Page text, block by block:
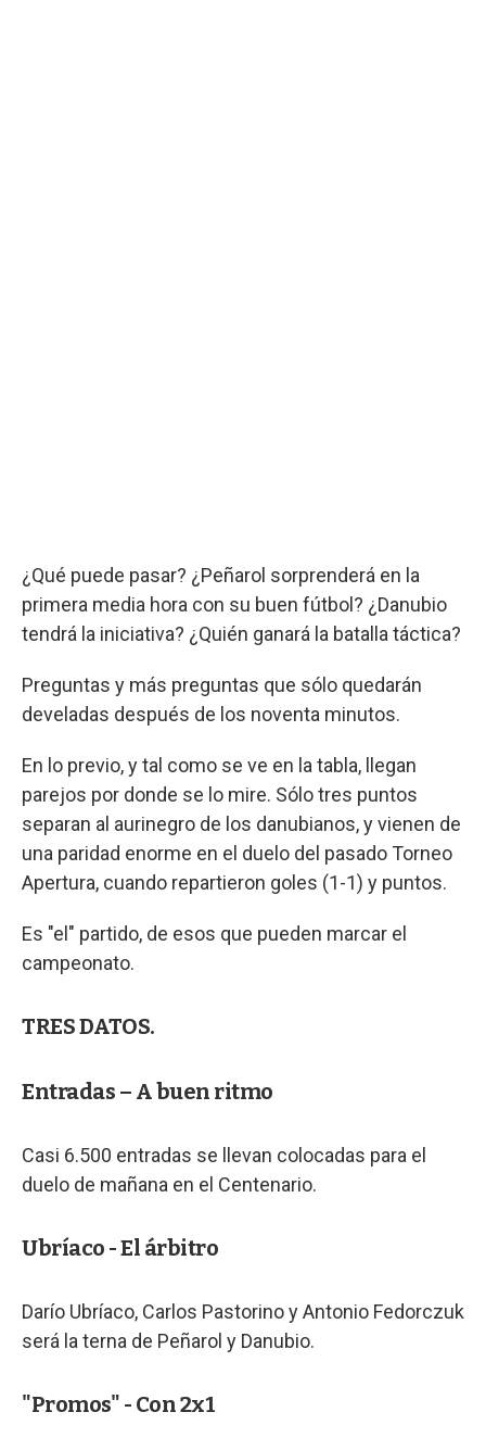
¿Qué puede pasar? ¿Peñarol sorprenderá en la
primera media hora con su buen fútbol? ¿Danubio
tendrá la iniciativa? ¿Quién ganará la batalla táctica?
Preguntas y más preguntas que sólo quedarán
develadas después de los noventa minutos.
En lo previo, y tal como se ve en la tabla, llegan
parejos por donde se lo mire. Sólo tres puntos
separan al aurinegro de los danubianos, y vienen de
una paridad enorme en el duelo del pasado Torneo
Apertura, cuando repartieron goles (1-1) y puntos.
Es "el" partido, de esos que pueden marcar el
campeonato.
TRES DATOS.
Entradas – A buen ritmo
Casi 6.500 entradas se llevan colocadas para el
duelo de mañana en el Centenario.
Ubríaco - El árbitro
Darío Ubríaco, Carlos Pastorino y Antonio Fedorczuk
será la terna de Peñarol y Danubio.
"Promos" - Con 2x1